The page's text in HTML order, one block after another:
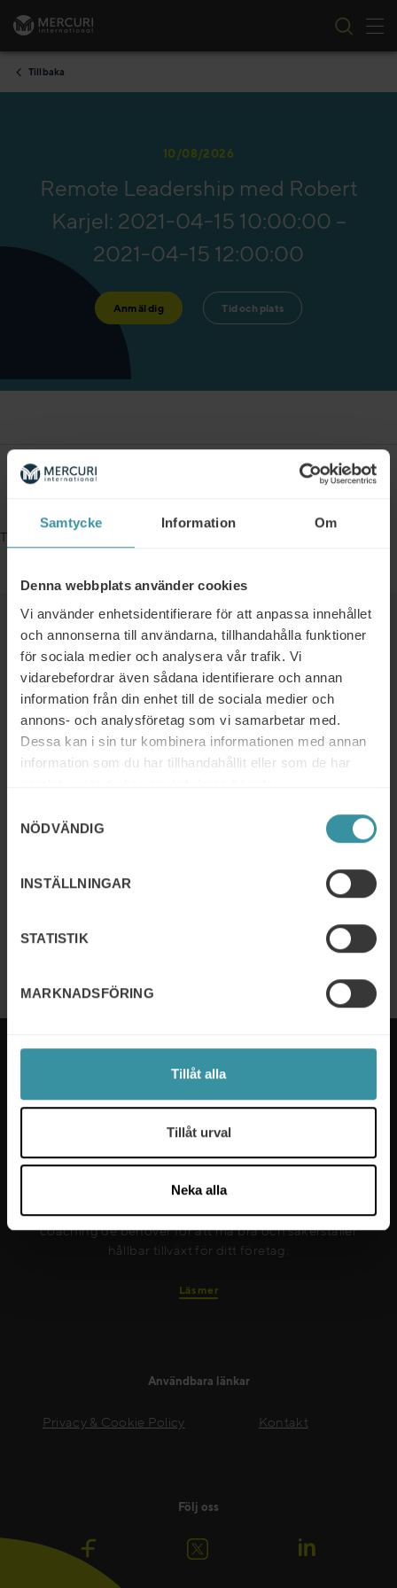
Samtycke Information Om
Denna webbplats använder cookies
Vi använder enhetsidentifierare för att anpassa innehållet
och annonserna till användarna, tillhandahålla funktioner
för sociala medier och analysera vår trafik. Vi
vidarebefordrar även sådana identifierare och annan
information från din enhet till de sociala medier och
annons- och analysföretag som vi samarbetar med.
Dessa kan i sin tur kombinera informationen med annan
information som du har tillhandahållit eller som de har
NÖDVÄNDIG
INSTÄLLNINGAR
STATISTIK
MARKNADSFÖRING
Tillåt alla
Tillåt urval
Neka alla
Skip to content
Tillbaka
10/08/2026
Remote Leadership med Robert
Karjel: 2021-04-15 10:00:00 –
2021-04-15 12:00:00
Anmäl dig Tid och plats
Bokningsinformation
This event is fully booked.
Liknande
01/01/2025 - 31/12/2025
Kostnadsfri workshop för er
ledningsgrupp
Läs mer
Mercuri International är experterna på sälj- och
ledarskapsutbildning som hjälper företag i över 50
våra kunders specifika behov och våra experter ser
till att nya färdigheter implementeras på ett effektivt
sätt. Vi ger dina medarbetare det stöd och den
coaching de behöver för att må bra och säkerställer
hållbar tillväxt för ditt företag.
Läs mer
Användbara länkar
Privacy & Cookie Policy Kontakt
Följ oss